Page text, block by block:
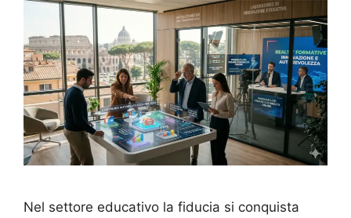
Nel settore educativo la fiducia si conquista